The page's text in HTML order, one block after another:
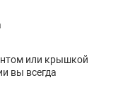
или крышкой
вы всегда